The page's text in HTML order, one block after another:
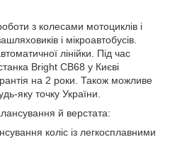
з колесами мотоциклів і
і мікроавтобусів.
лінійки. Під час
Bright CB68 у Києві
на 2 роки. Також можливе
яку точку України.
й верстата:
коліс із легкосплавними